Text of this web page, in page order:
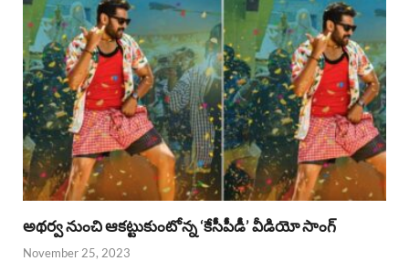
అథర్వ నుంచి ఆకట్టుకుంటోన్న ‘కేసీపీడీ’ వీడియో సాంగ్
November 25, 2023